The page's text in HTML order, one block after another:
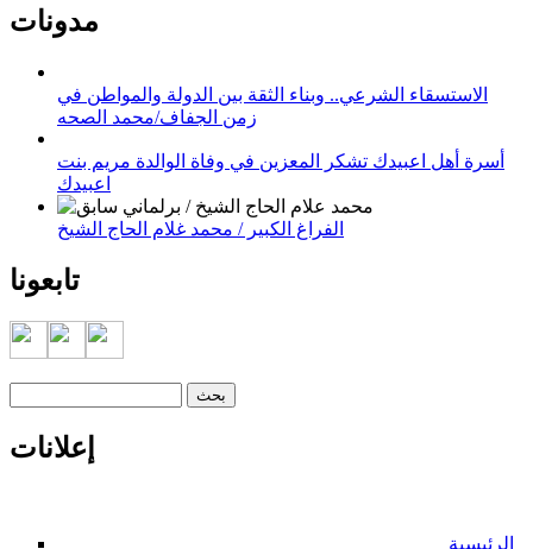
مدونات
الاستسقاء الشرعي.. وبناء الثقة بين الدولة والمواطن في
زمن الجفاف/محمد الصحه
أسرة أهل اعبيدك تشكر المعزين في وفاة الوالدة مريم بنت
اعبيدك
الفراغ الكبير / محمد غلام الحاج الشيخ
تابعونا
إعلانات
الرئيسية